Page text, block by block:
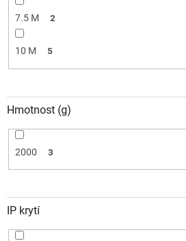
7.5 M 2
10 M 5
Hmotnost (g)
2000 3
IP krytí